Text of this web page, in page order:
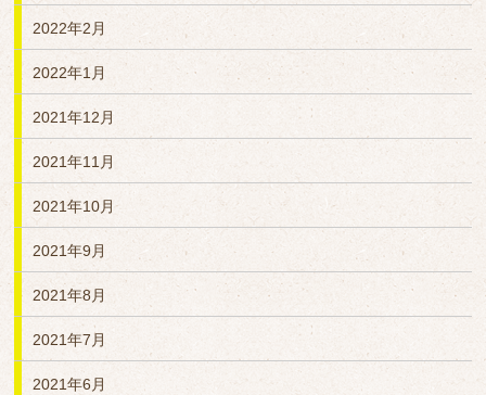
2022年2月
2022年1月
2021年12月
2021年11月
2021年10月
2021年9月
2021年8月
2021年7月
2021年6月